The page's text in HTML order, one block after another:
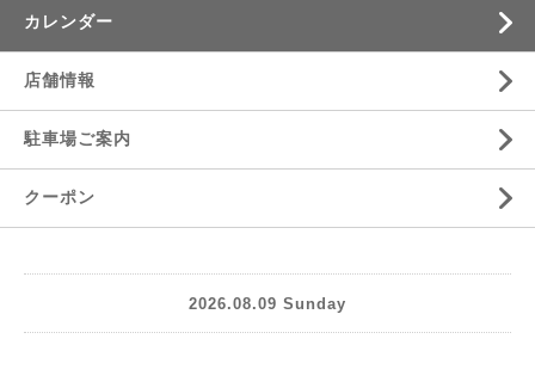
カレンダー
店舗情報
駐車場ご案内
クーポン
2026.08.09 Sunday